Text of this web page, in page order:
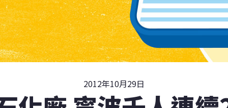
2012年10月29日